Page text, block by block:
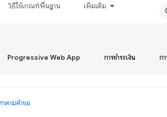
วิธีใช้เกณฑ์พื้นฐาน เพิ่มเติม
Progressive Web App การชำระเงิน ก
ตามคำขอ